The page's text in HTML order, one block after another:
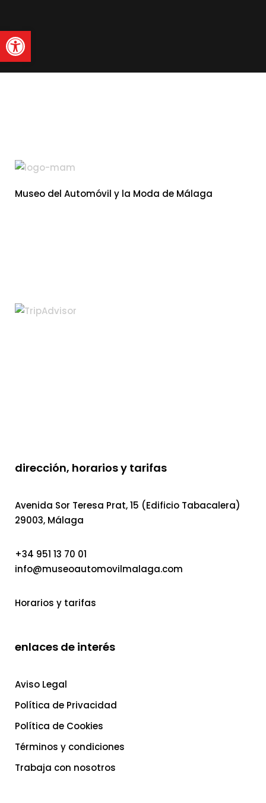
Museo del Automóvil y la Moda de Málaga
dirección, horarios y tarifas
Avenida Sor Teresa Prat, 15 (Edificio Tabacalera)
29003, Málaga
+34 951 13 70 01
info@museoautomovilmalaga.com
Horarios y tarifas
enlaces de interés
Aviso Legal
Política de Privacidad
Política de Cookies
Términos y condiciones
Trabaja con nosotros
Abrir barra de